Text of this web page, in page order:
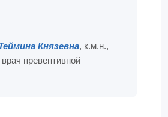
Князевна, к.м.н.,
врач превентивной